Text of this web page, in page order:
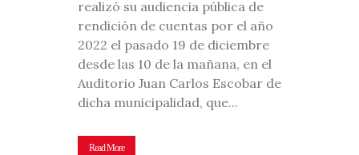
realizó su audiencia pública de
rendición de cuentas por el año
2022 el pasado 19 de diciembre
desde las 10 de la mañana, en el
Auditorio Juan Carlos Escobar de
dicha municipalidad, que...
Read More